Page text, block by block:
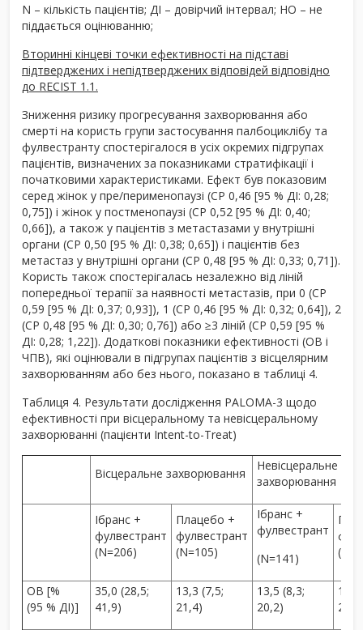
N – кількість пацієнтів; ДІ – довірчий інтервал; НО – не
піддається оцінюванню;
Вторинні кінцеві точки ефективності на підставі
підтверджених і непідтверджених відповідей відповідно
до RECIST 1.1.
Зниження ризику прогресування захворювання або
смерті на користь групи застосування палбоциклібу та
фулвестранту спостерігалося в усіх окремих підгрупах
пацієнтів, визначених за показниками стратифікації і
початковими характеристиками. Ефект був показовим
серед жінок у пре/перименопаузі (СР 0,46 [95 % ДІ: 0,28;
0,75]) і жінок у постменопаузі (СР 0,52 [95 % ДІ: 0,40;
0,66]), а також у пацієнтів з метастазами у внутрішні
органи (СР 0,50 [95 % ДІ: 0,38; 0,65]) і пацієнтів без
метастаз у внутрішні органи (СР 0,48 [95 % ДІ: 0,33; 0,71]).
Користь також спостерігалась незалежно від ліній
попередньої терапії за наявності метастазів, при 0 (СР
0,59 [95 % ДІ: 0,37; 0,93]), 1 (СР 0,46 [95 % ДІ: 0,32; 0,64]), 2
(СР 0,48 [95 % ДІ: 0,30; 0,76]) або ≥3 ліній (СР 0,59 [95 %
ДІ: 0,28; 1,22]). Додаткові показники ефективності (ОВ і
ЧПВ), які оцінювали в підгрупах пацієнтів з вісцелярним
захворюванням або без нього, показано в таблиці 4.
Таблиця 4. Результати дослідження PALOMA-3 щодо
ефективності при вісцеральному та невісцеральному
захворюванні (пацієнти Intent-to-Treat)
Вісцеральне захворювання
Невісцеральне
захворювання
Ібранс +
фулвестрант
(N=206)
Плацебо +
фулвестрант
(N=105)
Ібранс +
фулвестрант
(N=141)
ОВ [%
(95 % ДІ)]
35,0 (28,5;
41,9)
13,3 (7,5;
21,4)
13,5 (8,3;
20,2)